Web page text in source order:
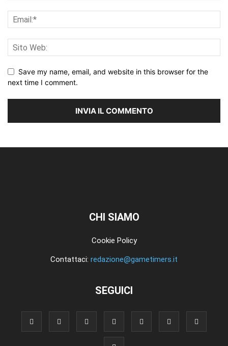
Save my name, email, and website in this browser for the
next time I comment.
CHI SIAMO
Cookie Policy
Contattaci: redazione@gametimers.it
SEGUICI